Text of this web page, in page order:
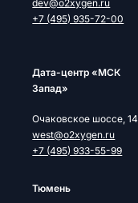
dev@o2xygen.ru
+7 (495) 935-72-00
Дата-центр «МСК
Запад»
Очаковское шоссе, 14
west@o2xygen.ru
+7 (495) 933-55-99
Тюмень